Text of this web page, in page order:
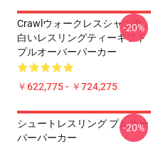
Crawlウォークレスシャツ面
白いレスリングティーギフト
プルオーバーパーカー
￥622,775 - ￥724,275
-20%
シュートレスリング プルオー
バーパーカー
-20%